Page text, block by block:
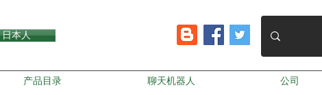
日本人
产品目录 聊天机器人 公司